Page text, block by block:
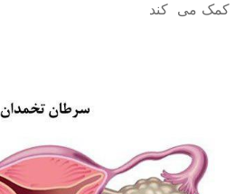
کمک می ‌ کند